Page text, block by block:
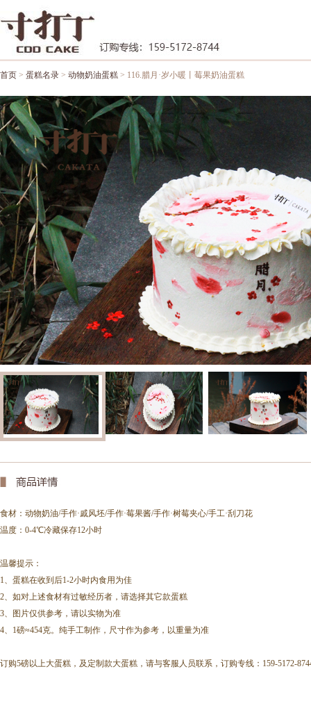
首页 > 蛋糕名录 > 动物奶油蛋糕 > 116.腊月·岁小暖丨莓果奶油蛋糕
食材： 动物奶油/手作·戚风坯/手作·莓果酱/手作·树莓夹心/手工·刮刀花
温度：0-4℃冷藏保存12小时
温馨提示：
1、蛋糕在收到后1-2小时内食用为佳
2、如对上述食材有过敏经历者，请选择其它款蛋糕
3、图片仅供参考，请以实物为准
4、1磅≈454克。纯手工制作，尺寸作为参考，以重量为准
订购5磅以上大蛋糕，及定制款大蛋糕，请与客服人员联系，订购专线：159-5172-